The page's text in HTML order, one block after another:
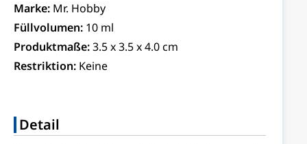
Marke: Mr. Hobby
Füllvolumen: 10 ml
Produktmaße:3.5 x 3.5 x 4.0 cm
Restriktion: Keine
Detail